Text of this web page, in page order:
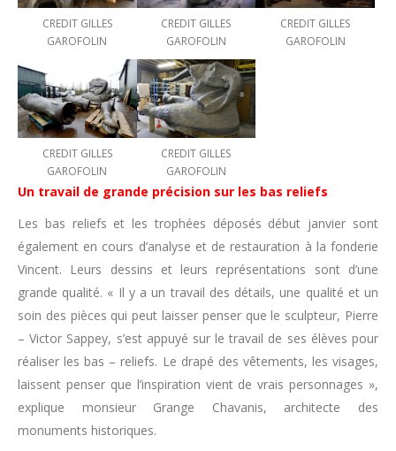
CREDIT GILLES
GAROFOLIN
CREDIT GILLES
GAROFOLIN
CREDIT GILLES
GAROFOLIN
CREDIT GILLES
GAROFOLIN
CREDIT GILLES
GAROFOLIN
Un travail de grande précision sur les bas reliefs
Les bas reliefs et les trophées déposés début janvier sont
également en cours d’analyse et de restauration à la fonderie
Vincent. Leurs dessins et leurs représentations sont d’une
grande qualité. « Il y a un travail des détails, une qualité et un
soin des pièces qui peut laisser penser que le sculpteur, Pierre
– Victor Sappey, s’est appuyé sur le travail de ses élèves pour
réaliser les bas – reliefs. Le drapé des vêtements, les visages,
laissent penser que l’inspiration vient de vrais personnages »,
explique monsieur Grange Chavanis, architecte des
monuments historiques.